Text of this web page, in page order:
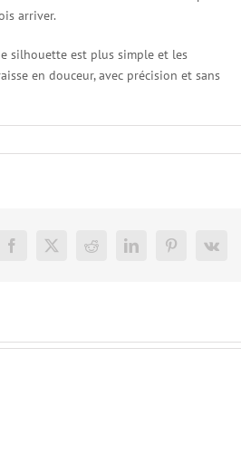
arriver.
silhouette est plus simple et les
en douceur, avec précision et sans
Facebook
X Reddit LinkedInPinterest
Vk